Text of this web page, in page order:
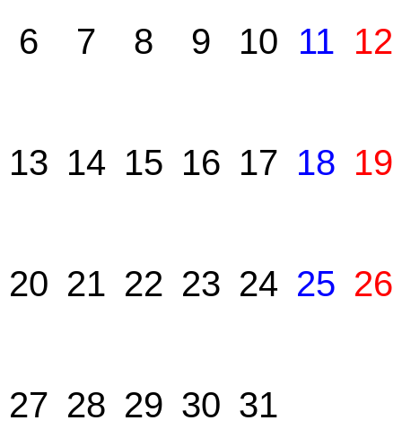
6 7 8 9 10 11 12
13 14 15 16 17 18 19
20 21 22 23 24 25 26
27 28 29 30 31